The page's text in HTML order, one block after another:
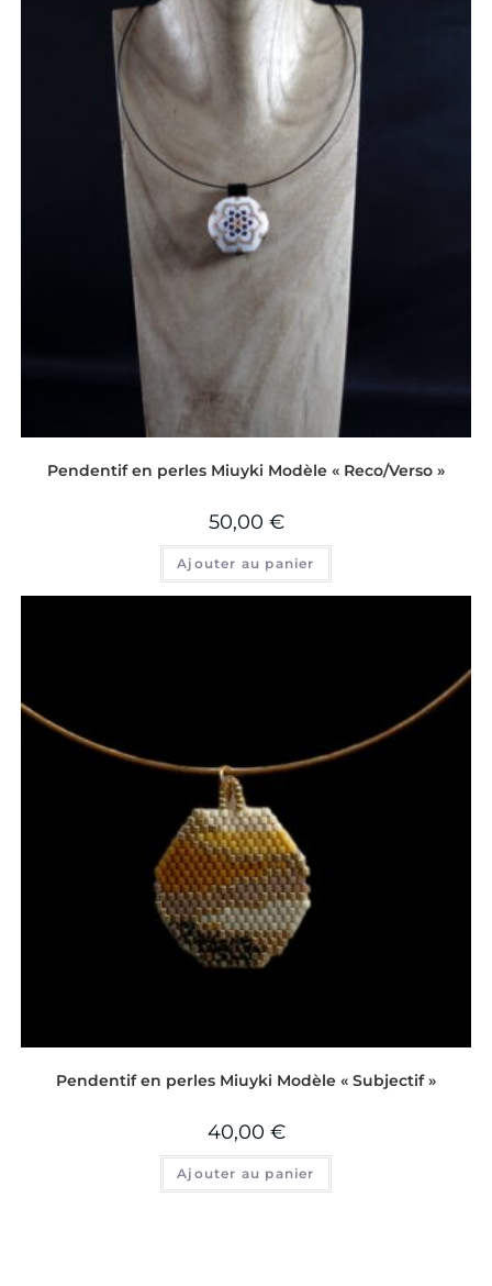
Pendentif en perles Miuyki Modèle « Reco/Verso »
50,00 €
Ajouter au panier
Pendentif en perles Miuyki Modèle « Subjectif »
40,00 €
Ajouter au panier